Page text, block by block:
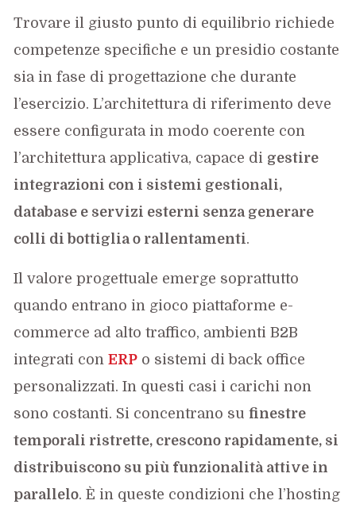
Trovare il giusto punto di equilibrio richiede
competenze specifiche e un presidio costante
sia in fase di progettazione che durante
l’esercizio. L’architettura di riferimento deve
essere configurata in modo coerente con
l’architettura applicativa, capace di gestire
integrazioni con i sistemi gestionali,
database e servizi esterni senza generare
colli di bottiglia o rallentamenti.
Il valore progettuale emerge soprattutto
quando entrano in gioco piattaforme e-
commerce ad alto traffico, ambienti B2B
integrati conERP o sistemi di back office
personalizzati. In questi casi i carichi non
sono costanti. Si concentrano sufinestre
temporali ristrette, crescono rapidamente, si
distribuiscono su più funzionalità attive in
parallelo. È in queste condizioni che l’hosting